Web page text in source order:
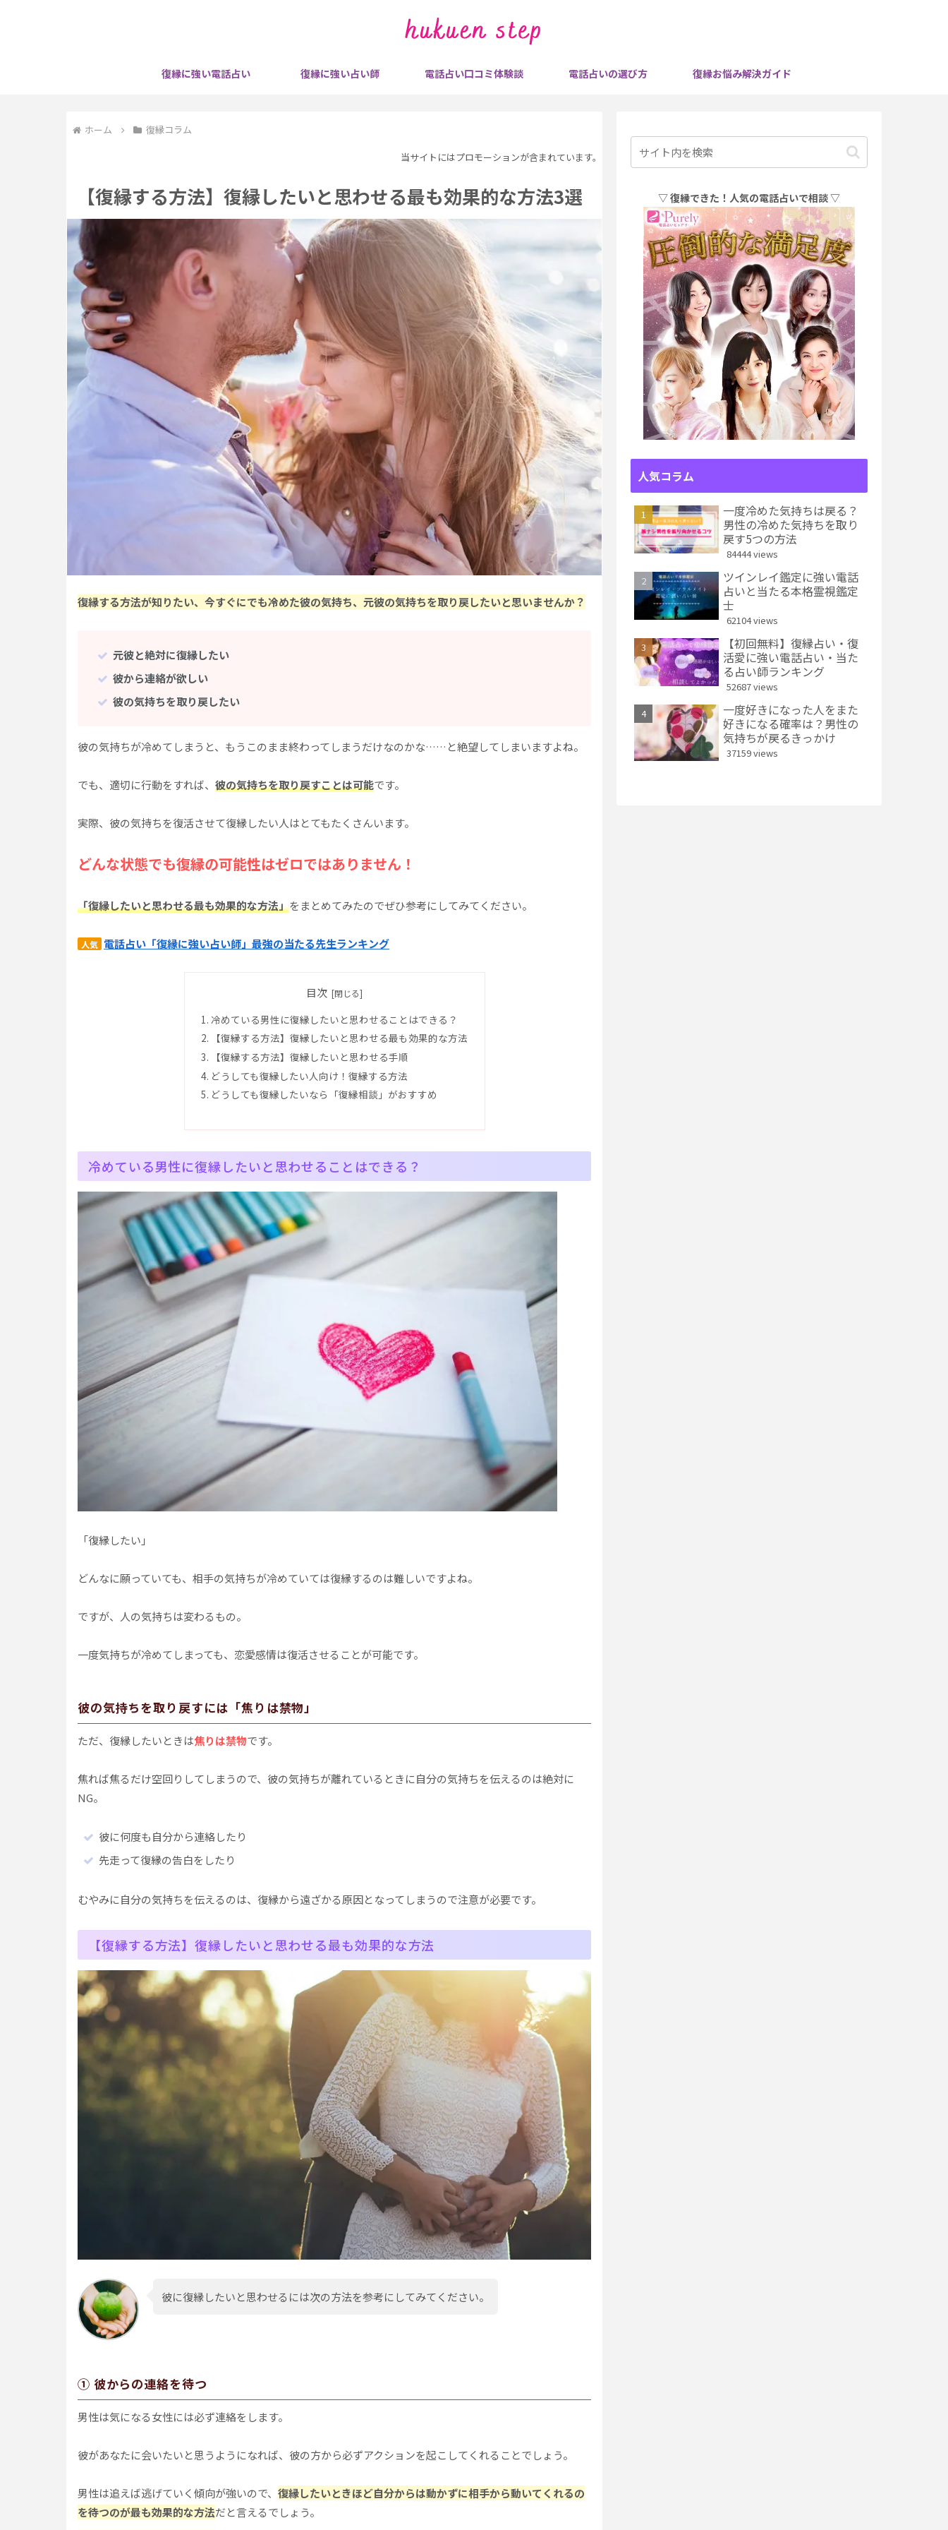
復縁に強い電話占い 復縁に強い占い師 電話占い口コミ体験談 電話占いの選び方 復縁お悩み解決ガイド
ホーム 復縁コラム
当サイトにはプロモーションが含まれています。
【復縁する方法】復縁したいと思わせる最も効果的な方法3選
復縁する方法が知りたい、今すぐにでも冷めた彼の気持ち、元彼の気持ちを取り戻したいと思いませんか？
元彼と絶対に復縁したい
彼から連絡が欲しい
彼の気持ちを取り戻したい
彼の気持ちが冷めてしまうと、もうこのまま終わってしまうだけなのかな……と絶望してしまいますよね。
でも、適切に行動をすれば、 彼の気持ちを取り戻すことは可能です。
実際、彼の気持ちを復活させて復縁したい人はとてもたくさんいます。
どんな状態でも復縁の可能性はゼロではありません！
「復縁したいと思わせる最も効果的な方法」をまとめてみたのでぜひ参考にしてみてください。
人気 電話占い「復縁に強い占い師」最強の当たる先生ランキング
目次
冷めている男性に復縁したいと思わせることはできる？
【復縁する方法】復縁したいと思わせる最も効果的な方法
【復縁する方法】復縁したいと思わせる手順
どうしても復縁したい人向け！復縁する方法
どうしても復縁したいなら「復縁相談」がおすすめ
冷めている男性に復縁したいと思わせることはできる？
「復縁したい」
どんなに願っていても、相手の気持ちが冷めていては復縁するのは難しいですよね。
ですが、人の気持ちは変わるもの。
一度気持ちが冷めてしまっても、恋愛感情は復活させることが可能です。
彼の気持ちを取り戻すには「焦りは禁物」
ただ、復縁したいときは焦りは禁物です。
焦れば焦るだけ空回りしてしまうので、彼の気持ちが離れているときに自分の気持ちを伝えるのは絶対に
NG。
彼に何度も自分から連絡したり
先走って復縁の告白をしたり
むやみに自分の気持ちを伝えるのは、復縁から遠ざかる原因となってしまうので注意が必要です。
【復縁する方法】復縁したいと思わせる最も効果的な方法
彼に復縁したいと思わせるには次の方法を参考にしてみてください。
① 彼からの連絡を待つ
男性は気になる女性には必ず連絡をします。
彼があなたに会いたいと思うようになれば、彼の方から必ずアクションを起こしてくれることでしょう。
男性は追えば逃げていく傾向が強いので、 復縁したいときほど自分からは動かずに相手から動いてくれるの
を待つのが最も効果的な方法だと言えるでしょう。
▽ 復縁できた！人気の電話占いで相談 ▽
人気コラム
一度冷めた気持ちは戻る？
男性の冷めた気持ちを取り
戻す5つの方法
84444 views
ツインレイ鑑定に強い電話
占いと当たる本格霊視鑑定
士
62104 views
【初回無料】復縁占い・復
活愛に強い電話占い・当た
る占い師ランキング
52687 views
一度好きになった人をまた
好きになる確率は？男性の
気持ちが戻るきっかけ
37159 views